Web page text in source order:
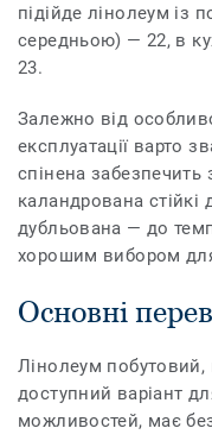
підійде лінолеум із
середньою) — 22, в
23.
Залежно від
експлуатації варто
спінена забезпечить
каландрована
дубльована — до
хорошим вибором
Основні
Лінолеум побутовий,
доступний варіант
можливостей, має